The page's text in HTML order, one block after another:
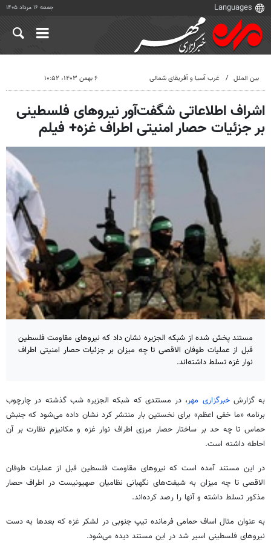
جمعه ۱۶ مرداد ۱۴۰۵
بین الملل غرب آسیا و آفریقای شمالی ۶ بهمن ۱۴۰۳، ۱۰:۵۲
اشراف اطلاعاتی شگفت‌آور نیروهای فلسطینی
بر جزئیات حصار امنیتی اطراف غزه+ فیلم
مستند پخش شده از شبکه الجزیره نشان داد که نیروهای مقاومت فلسطین
قبل از عملیات طوفان الاقصی تا چه میزان بر جزئیات حصار امنیتی اطراف
نوار غزه تسلط داشته‌اند.
به گزارشخبرگزاری مهر، در مستندی که شبکه الجزیره شب گذشته در چارچوب
برنامه «ما خفی اعظم» برای نخستین بار منتشر کرد نشان داده می‌شود که جنبش
حماس تا چه حد بر ساختار حصار مرزی اطراف نوار غزه و مکانیزم نظارت بر آن
احاطه داشته است.
در این مستند آمده است که نیروهای مقاومت فلسطین قبل از عملیات طوفان
الاقصی تا چه میزان به شیفت‌های نگهبانی نظامیان صهیونیست در اطراف حصار
مذکور تسلط داشته و آنها را رصد کرده‌اند.
به عنوان مثال اساف حمامی فرمانده تیپ جنوبی در لشکر غزه که بعدها به دست
نیروهای فلسطینی اسیر شد در این مستند دیده می‌شود.